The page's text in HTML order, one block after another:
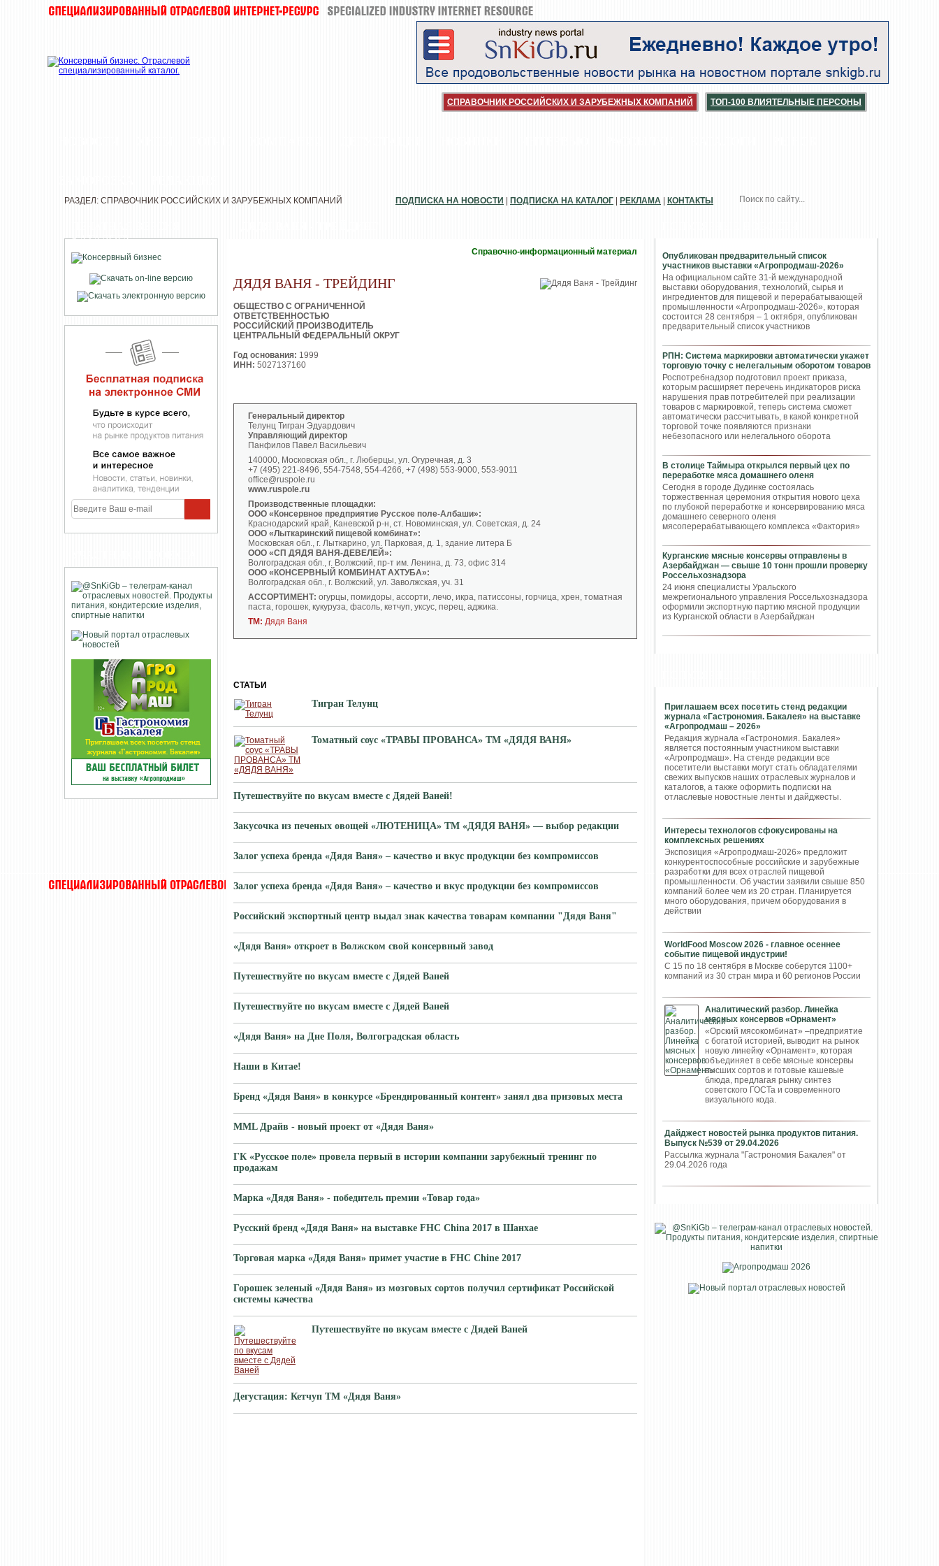
СПРАВОЧНИК РОССИЙСКИХ И ЗАРУБЕЖНЫХ КОМПАНИЙ ТОП-100 ВЛИЯТЕЛЬНЫЕ ПЕРСОНЫ
КАТАЛОГА
Опубликован предварительный список
участников выставки «Агропродмаш-2026»
На официальном сайте 31-й международной
выставки оборудования, технологий, сырья и
ингредиентов для пищевой и перерабатывающей
промышленности «Агропродмаш-2026», которая
состоится 28 сентября – 1 октября, опубликован
предварительный список участников
РПН: Система маркировки автоматически укажет
торговую точку с нелегальным оборотом товаров
Роспотребнадзор подготовил проект приказа,
которым расширяет перечень индикаторов риска
нарушения прав потребителей при реализации
товаров с маркировкой, теперь система сможет
автоматически рассчитывать, в какой конкретной
торговой точке появляются признаки
небезопасного или нелегального оборота
В столице Таймыра открылся первый цех по
переработке мяса домашнего оленя
Сегодня в городе Дудинке состоялась
торжественная церемония открытия нового цеха
по глубокой переработке и консервированию мяса
домашнего северного оленя
мясоперерабатывающего комплекса «Фактория»
Курганские мясные консервы отправлены в
Азербайджан — свыше 10 тонн прошли проверку
Россельхознадзора
24 июня специалисты Уральского
межрегионального управления Россельхознадзора
оформили экспортную партию мясной продукции
из Курганской области в Азербайджан
Приглашаем всех посетить стенд редакции
журнала «Гастрономия. Бакалея» на выставке
«Агропродмаш – 2026»
Редакция журнала «Гастрономия. Бакалея»
является постоянным участником выставки
«Агропродмаш». На стенде редакции все
посетители выставки могут стать обладателями
свежих выпусков наших отраслевых журналов и
каталогов, а также оформить подписки на
отласлевые новостные ленты и дайджесты.
Интересы технологов сфокусированы на
комплексных решениях
Экспозиция «Агропродмаш-2026» предложит
конкурентоспособные российские и зарубежные
разработки для всех отраслей пищевой
промышленности. Об участии заявили свыше 850
компаний более чем из 20 стран. Планируется
много оборудования, причем оборудования в
действии
WorldFood Moscow 2026 - главное осеннее
событие пищевой индустрии!
С 15 по 18 сентября в Москве соберутся 1100+
компаний из 30 стран мира и 60 регионов России
Аналитический разбор. Линейка
мясных консервов «Орнамент»
«Орский мясокомбинат» –предприятие
с богатой историей, выводит на рынок
новую линейку «Орнамент», которая
объединяет в себе мясные консервы
высших сортов и готовые кашевые
блюда, предлагая рынку синтез
советского ГОСТа и современного
визуального кода.
Дайджест новостей рынка продуктов питания.
Выпуск №539 от 29.04.2026
Рассылка журнала "Гастрономия Бакалея" от
29.04.2026 года
РАЗДЕЛ: СПРАВОЧНИК РОССИЙСКИХ И ЗАРУБЕЖНЫХ КОМПАНИЙ ПОДПИСКА НА НОВОСТИ ПОДПИСКА НА КАТАЛОГ РЕКЛАМА КОНТАКТЫ
Справочно-информационный материал
ДЯДЯ ВАНЯ - ТРЕЙДИНГ
ОБЩЕСТВО С ОГРАНИЧЕННОЙ
ОТВЕТСТВЕННОСТЬЮ
РОССИЙСКИЙ ПРОИЗВОДИТЕЛЬ
ЦЕНТРАЛЬНЫЙ ФЕДЕРАЛЬНЫЙ ОКРУГ
Год основания: 1999
ИНН: 5027137160
Генеральный директор
Телунц Тигран Эдуардович
Управляющий директор
Панфилов Павел Васильевич
140000, Московская обл., г. Люберцы, ул. Огуречная, д. 3
+7 (495) 221-8496, 554-7548, 554-4266, +7 (498) 553-9000, 553-9011
office@ruspole.ru
www.ruspole.ru​
Производственные площадки:
ООО «Консервное предприятие Русское поле-Албаши»:
Краснодарский край, Каневской р-н, ст. Новоминская, ул. Советская, д. 24
ООО «Лыткаринский пищевой комбинат»:
Московская обл., г. Лыткарино, ул. Парковая, д. 1, здание литера Б
ООО «СП ДЯДЯ ВАНЯ-ДЕВЕЛЕЙ»:
Волгоградская обл., г. Волжский, пр-т им. Ленина, д. 73, офис 314
ООО «КОНСЕРВНЫЙ КОМБИНАТ АХТУБА»:
Волгоградская обл., г. Волжский, ул. Заволжская, уч. 31
АССОРТИМЕНТ: огурцы, помидоры, ассорти, лечо, икра, патиссоны, горчица, хрен, томатная
паста, горошек, кукуруза, фасоль, кетчуп, уксус, перец, аджика.
ТМ: Дядя Ваня
СТАТЬИ
Тигран Телунц
Томатный соус «ТРАВЫ ПРОВАНСА» ТМ «ДЯДЯ ВАНЯ»
Путешествуйте по вкусам вместе с Дядей Ваней!
Закусочка из печеных овощей «ЛЮТЕНИЦА» ТМ «ДЯДЯ ВАНЯ» — выбор редакции
Залог успеха бренда «Дядя Ваня» – качество и вкус продукции без компромиссов
Залог успеха бренда «Дядя Ваня» – качество и вкус продукции без компромиссов
Российский экспортный центр выдал знак качества товарам компании "Дядя Ваня"
«Дядя Ваня» откроет в Волжском свой консервный завод
Путешествуйте по вкусам вместе с Дядей Ваней
Путешествуйте по вкусам вместе с Дядей Ваней
«Дядя Ваня» на Дне Поля, Волгоградская область
Наши в Китае!
Бренд «Дядя Ваня» в конкурсе «Брендированный контент» занял два призовых места
MML Драйв - новый проект от «Дядя Ваня»
ГК «Русское поле» провела первый в истории компании зарубежный тренинг по
продажам
Марка «Дядя Ваня» - победитель премии «Товар года»
Русский бренд «Дядя Ваня» на выставке FHC China 2017 в Шанхае
Торговая марка «Дядя Ваня» примет участие в FHC Chine 2017
Горошек зеленый «Дядя Ваня» из мозговых сортов получил сертификат Российской
системы качества
Путешествуйте по вкусам вместе с Дядей Ваней
Дегустация: Кетчуп ТМ «Дядя Ваня»